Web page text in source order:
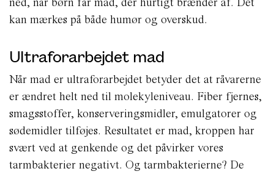
kan mærkes på både humør og overskud.
Ultraforarbejdet mad
Når mad er ultraforarbejdet betyder det at råvarerne
er ændret helt ned til molekyleniveau. Fiber fjernes,
smagsstoffer, konserveringsmidler, emulgatorer og
sødemidler tilføjes. Resultatet er mad, kroppen har
svært ved at genkende og det påvirker vores
tarmbakterier negativt. Og tarmbakterierne? De